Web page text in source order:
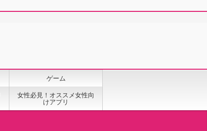
ゲーム
女性必見！オススメ女性向
けアプリ